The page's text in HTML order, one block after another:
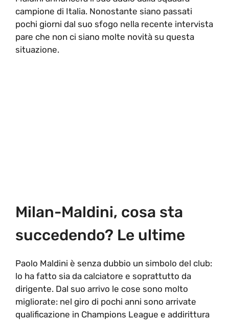
campione di Italia. Nonostante siano passati
pochi giorni dal suo sfogo nella recente intervista
pare che non ci siano molte novità su questa
situazione.
Milan-Maldini, cosa sta
succedendo? Le ultime
Paolo Maldini è senza dubbio un simbolo del club:
lo ha fatto sia da calciatore e soprattutto da
dirigente. Dal suo arrivo le cose sono molto
migliorate: nel giro di pochi anni sono arrivate
qualificazione in Champions League e addirittura